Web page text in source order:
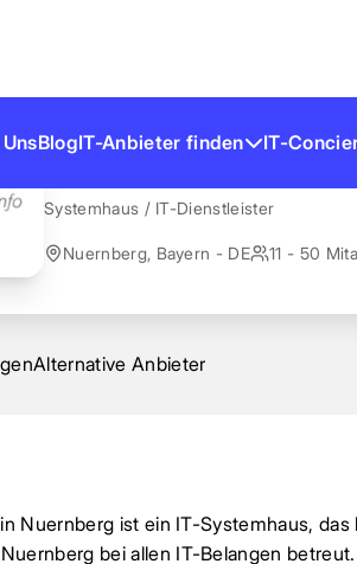
BlogIT-Anbieter finden IT-
BITinfo
Systemhaus / IT-Dienstleister
Nuernberg, Bayern - DE 11 - 50
Alternative Anbieter
Nuernberg ist ein IT-Systemhaus,
bei allen IT-Belangen